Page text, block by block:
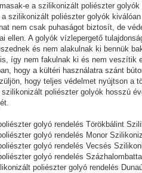
e a szilikonizált poliészter
szilikonizált poliészter golyók
nem csak puhaságot biztosít, de
ellen. A golyók vízlepergető
és nem alakulnak ki bennük
így nem fakulnak ki és nem veszítik
hogy a kültéri használatra szánt
hogy teljes védelmet nyújtson a
szilikonizált poliészter golyók hosszú
golyó rendelés Törökbálint
golyó rendelés Monor
golyó rendelés Vecsés
golyó rendelés
poliészter golyó rendelés